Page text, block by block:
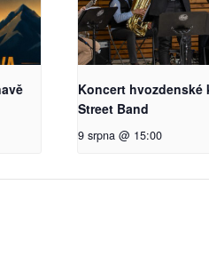
Koncert hvozdenské
Street Band
9 srpna @ 15:00